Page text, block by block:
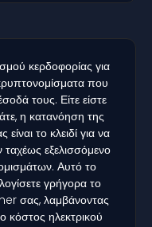
κερδοφορίας για
που
τους. Είτε είστε
η κατανόηση της
το κλειδί για να
ταχέως εξελισσόμενο
Αυτό το
γρήγορα το
σας, λαμβάνοντας
κόστος ηλεκτρικού